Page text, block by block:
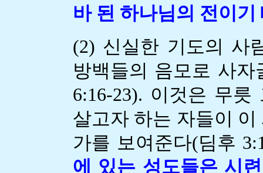
바 된 하나님의 전이기
(2) 신실한 기도의 사
방백들의 음모로 사
6:16-23). 이것은 무
살고자 하는 자들이
가를 보여준다(딤후
에 있는 성도들은 시